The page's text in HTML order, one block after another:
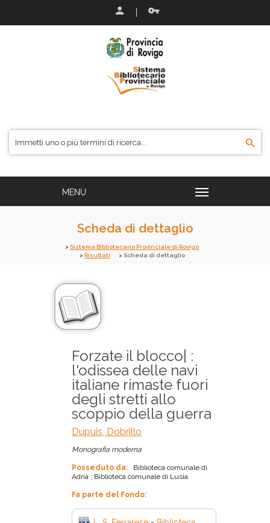
Scheda di dettaglio
Sistema Bibliotecario Provinciale di Rovigo
Risultati
Scheda di dettaglio
Forzate il blocco| :
l'odissea delle navi
italiane rimaste fuori
degli stretti allo
scoppio della guerra
Dupuis, Dobrillo
Monografia moderna
Posseduto da:
Biblioteca comunale di
Adria ; Biblioteca comunale di Lusia
Fa parte del Fondo: